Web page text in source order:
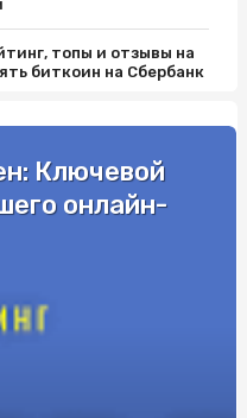
топы и отзывы на
биткоин на Сбербанк
Охране Труда:
в букмекерских
онлайн-казино:
Ключевой
онлайн-